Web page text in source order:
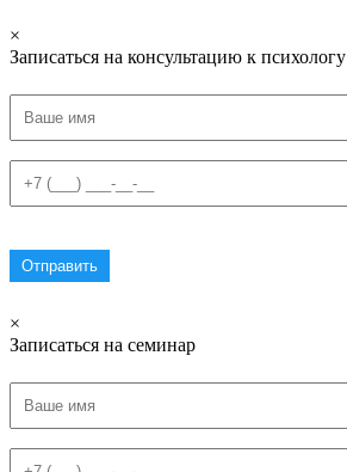
×
Записаться на консультацию к психологу
×
Записаться на семинар